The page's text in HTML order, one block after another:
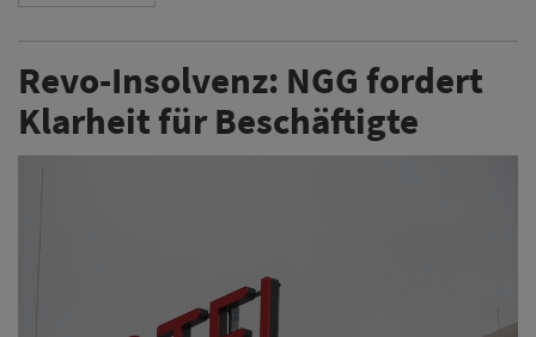
Revo-Insolvenz: NGG fordert
Klarheit für Beschäftigte